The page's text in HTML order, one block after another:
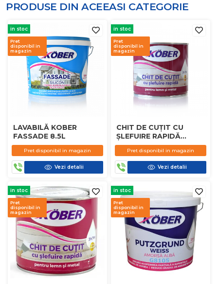
PRODUSE DIN ACEEASI CATEGORIE
in stoc
Pret
disponibil in
magazin
LAVABILĂ KOBER
FASSADE 8.5L
Pret disponibil in magazin
Vezi detalii
in stoc
Pret
disponibil in
magazin
CHIT DE CUȚIT CU
ȘLEFUIRE RAPIDĂ
KOBER 3KG
Pret disponibil in magazin
Vezi detalii
in stoc
Pret
disponibil in
magazin
in stoc
Pret
disponibil in
magazin